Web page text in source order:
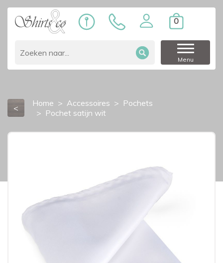
0
Menu
< Home Accessoires
Pochets
Pochet satijn wit